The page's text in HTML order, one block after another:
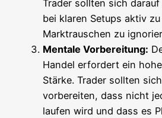
Trader soll­ten sich
bei kla­ren Set­ups aktiv
Markt­rau­schen zu
Men­ta­le Vor­be­rei­tung:
Han­del erfor­dert ein
Stär­ke. Trader soll­ten
vor­be­rei­ten, dass nicht
lau­fen wird und dass es